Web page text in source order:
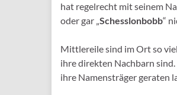
hat regelrecht mit seinem
oder gar „Schesslonbobb“
Mittlereile sind im Ort so
ihre direkten Nachbarn
ihre Namensträger geraten